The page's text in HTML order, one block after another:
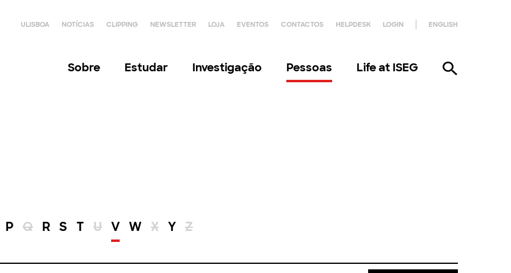
ULISBOA NOTÍCIAS CLIPPING NEWSLETTER LOJA EVENTOS CONTACTOS HELPDESK LOGIN ENGLISH
Sobre Estudar Investigação Pessoas Life at ISEG
P Q R S T U V W X Y Z